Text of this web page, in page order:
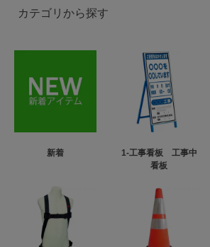
カテゴリから探す
新着
1-工事看板 工事中
看板